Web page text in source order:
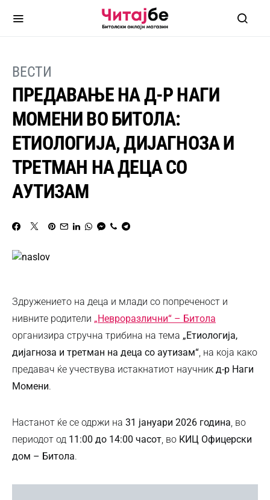
ВЕСТИ
ПРЕДАВАЊЕ НА Д-Р НАГИ
МОМЕНИ ВО БИТОЛА:
ЕТИОЛОГИЈА, ДИЈАГНОЗА И
ТРЕТМАН НА ДЕЦА СО
АУТИЗАМ
Здружението на деца и млади со попреченост и
нивните родители „Невроразлични“ – Битола
организира стручна трибина на тема „Етиологија,
дијагноза и третман на деца со аутизам“ , на која како
предавач ќе учествува истакнатиот научник д-р Наги
Момени.
Настанот ќе се одржи на 31 јануари 2026 година , во
периодот од 11:00 до 14:00 часот , во КИЦ Офицерски
дом – Битола.